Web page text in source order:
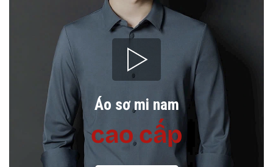
Áo sơ mi nam
cao cấp